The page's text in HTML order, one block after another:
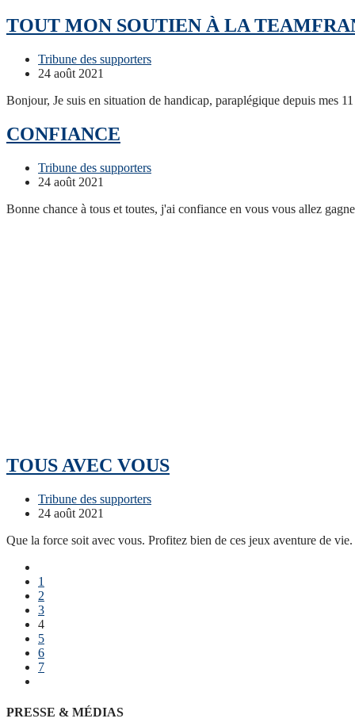
TOUT MON SOUTIEN À LA
Post
Category:
Tribune des supporters
Post
24 août 2021
Bonjour, Je suis en situation de handicap, paraplégique depuis mes
CONFIANCE
Post
Category:
Tribune des supporters
Post
24 août 2021
Bonne chance à tous et toutes, j'ai confiance en vous vous allez
TOUS AVEC VOUS
Post
Category:
Tribune des supporters
Post
24 août 2021
Que la force soit avec vous. Profitez bien de ces jeux aventure de
to
the
previous
page
1
2
3
4
5
6
7
la
PRESSE & MÉDIAS